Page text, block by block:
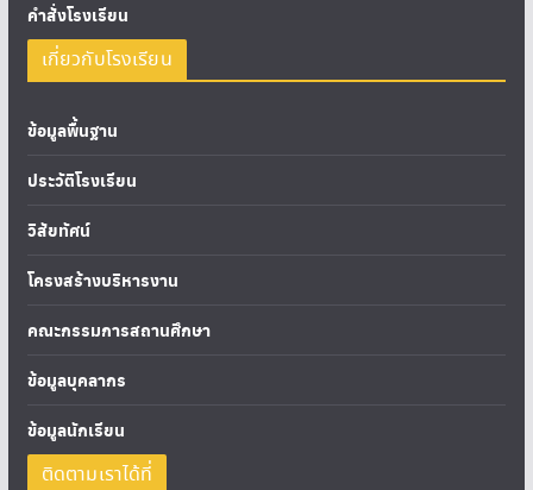
คำสั่งโรงเรียน
เกี่ยวกับโรงเรียน
ข้อมูลพื้นฐาน
ประวัติโรงเรียน
วิสัยทัศน์
โครงสร้างบริหารงาน
คณะกรรมการสถานศึกษา
ข้อมูลบุคลากร
ข้อมูลนักเรียน
ติดตามเราได้ที่